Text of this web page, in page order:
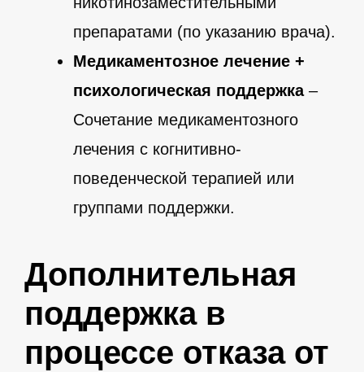
препаратами (по указанию врача).
Медикаментозное лечение +
психологическая поддержка–
Сочетание медикаментозного
лечения с когнитивно-
поведенческой терапией или
группами поддержки.
Дополнительная
поддержка в
процессе отказа от